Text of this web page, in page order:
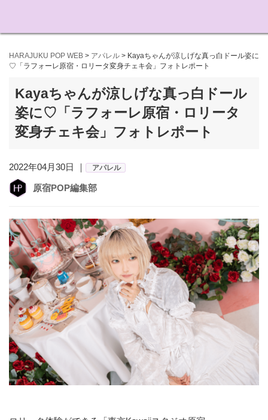
HARAJUKU POP WEB > アパレル > Kayaちゃんが涼しげな真っ白ドール姿に
♡「ラフォーレ原宿・ロリータ変身チェキ会」フォトレポート
Kayaちゃんが涼しげな真っ白ドール
姿に♡「ラフォーレ原宿・ロリータ
変身チェキ会」フォトレポート
2022年04月30日 ｜ アパレル
原宿POP編集部